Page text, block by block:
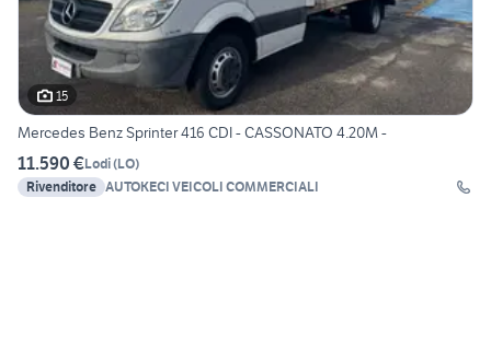
15
Mercedes Benz Sprinter 416 CDI - CASSONATO 4.20M -
11.590 €Lodi(LO)
Rivenditore AUTOKECI VEICOLI COMMERCIALI